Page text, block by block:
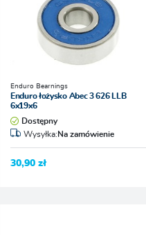
Enduro Bearnings
Enduro łożysko Abec 3 626 LLB
6x19x6
Dostępny
Wysyłka:Na zamówienie
30,90 zł